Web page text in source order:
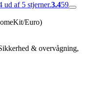
ud af 5 stjerner.3.459
Euro)
& overvågning,